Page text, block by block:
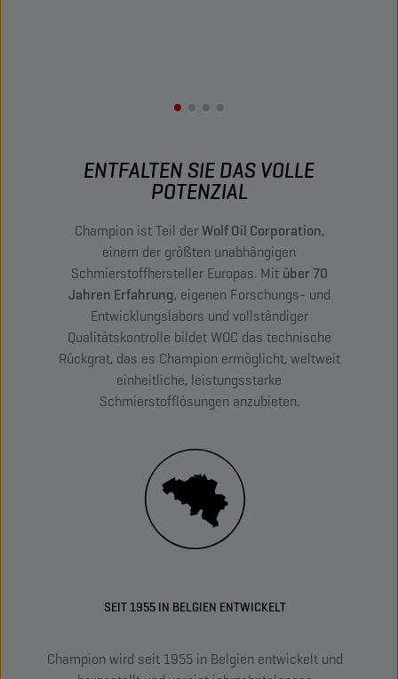
ENTFALTEN SIE DAS VOLLE
POTENZIAL
Champion ist Teil derWolf Oil Corporation,
einem der größten unabhängigen
Schmierstoffhersteller Europas. Mit über 70
Jahren Erfahrung, eigenen Forschungs- und
Entwicklungslabors und vollständiger
Qualitätskontrolle bildet WOC das technische
Rückgrat, das es Champion ermöglicht, weltweit
einheitliche, leistungsstarke
Schmierstofflösungen anzubieten.
SEIT 1955 IN BELGIEN ENTWICKELT
Champion wird seit 1955 in Belgien entwickelt und